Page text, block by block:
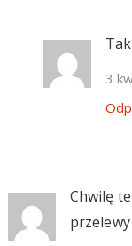
3
Chwilę